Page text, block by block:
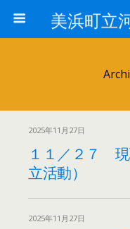
2025年11月27日
１１／２７
立活動）
2025年11月27日